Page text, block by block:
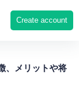
Create account
、メリットや将